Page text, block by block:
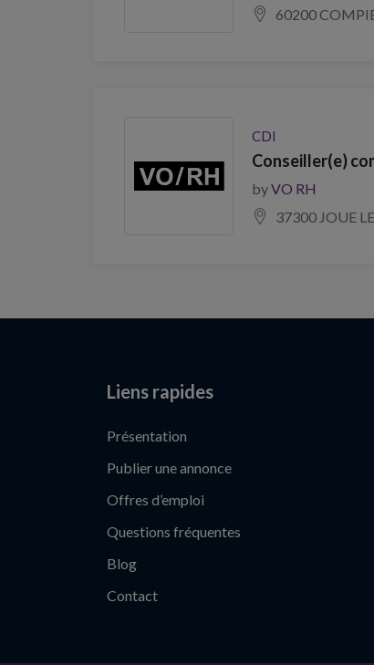
60200
CDI
Conseiller(e)
byVO RH
37300 JOUE
Liens rapides
Présentation
Publier une annonce
Offres d’emploi
Questions fréquentes
Blog
Contact